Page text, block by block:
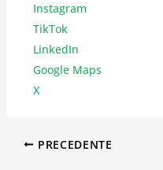
Instagram
TikTok
LinkedIn
Google Maps
X
PRECEDENTE